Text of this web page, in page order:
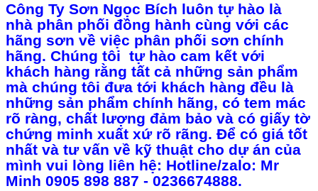
Công Ty Sơn Ngọc Bích luôn tự hào là
nhà phân phối đồng hành cùng với các
hãng sơn về việc phân phối sơn chính
hãng. Chúng tôi tự hào cam kết với
khách hàng rằng tất cả những sản phẩm
mà chúng tôi đưa tới khách hàng đều là
những sản phẩm chính hãng, có tem mác
rõ ràng, chất lượng đảm bảo và có giấy tờ
chứng minh xuất xứ rõ rãng. Để có giá tốt
nhất và tư vấn về kỹ thuật cho dự án của
mình vui lòng liên hệ: Hotline/zalo: Mr
Minh 0905 898 887 - 0236674888.